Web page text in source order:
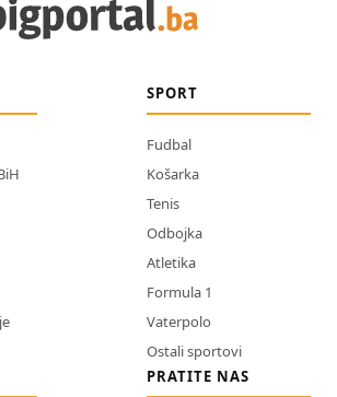
SPORT
Fudbal
Košarka
Tenis
Odbojka
Atletika
Formula 1
Vaterpolo
Ostali sportovi
PRATITE NAS